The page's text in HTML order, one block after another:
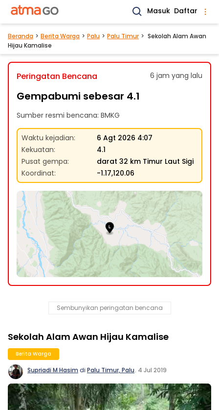
Masuk Daftar
Beranda Berita Warga Palu Palu Timur
Sekolah Alam Awan
Hijau Kamalise
Peringatan Bencana 6 jam yang lalu
Gempabumi sebesar 4.1
Sumber resmi bencana: BMKG
Waktu kejadian:
6 Agt 2026 4:07
Kekuatan:
4.1
Pusat gempa:
darat 32 km Timur Laut Sigi
Koordinat: -1.17,120.06
Sembunyikan peringatan bencana
Sekolah Alam Awan Hijau Kamalise
Berita Warga
Supriadi M Hasim di Palu Timur, Palu. 4 Jul 2019